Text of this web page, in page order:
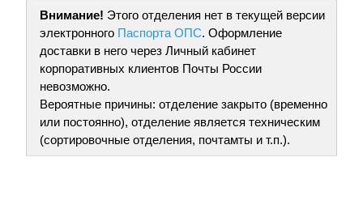
Внимание! Этого отделения нет в текущей версии
электронного Паспорта ОПС. Оформление
доставки в него через Личный кабинет
корпоративных клиентов Почты России
невозможно.
Вероятные причины: отделение закрыто (временно
или постоянно), отделение является техническим
(сортировочные отделения, почтамты и т.п.).